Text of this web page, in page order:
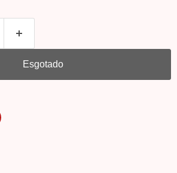
Esgotado